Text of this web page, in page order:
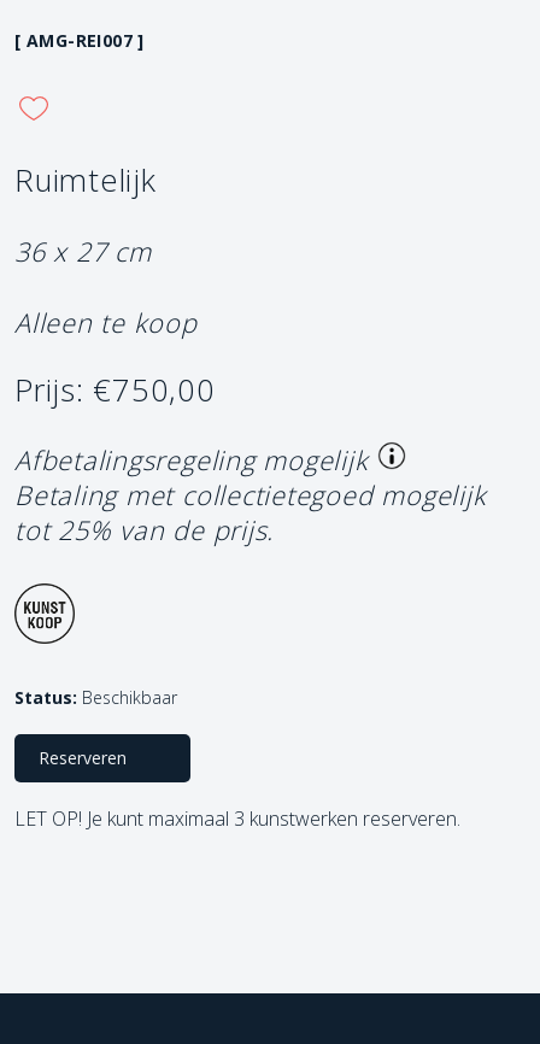
[ AMG-REI007 ]
Ruimtelijk
36 x 27 cm
Alleen te koop
Prijs: €750,00
Afbetalingsregeling mogelijk
Betaling met collectietegoed mogelijk
tot 25% van de prijs.
Status: Beschikbaar
Reserveren
LET OP! Je kunt maximaal 3 kunstwerken reserveren.